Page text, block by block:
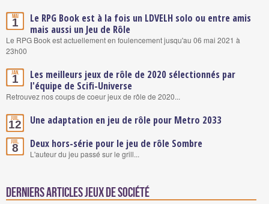
Mai
1
Le RPG Book est à la fois un LDVELH solo ou entre amis
mais aussi un Jeu de Rôle
Le RPG Book est actuellement en foulencement jusqu'au 06 mai 2021 à
23h00
Jan.
1
Les meilleurs jeux de rôle de 2020 sélectionnés par
l'équipe de Scifi-Universe
Retrouvez nos coups de coeur jeux de rôle de 2020...
Juil.
12 Une adaptation en jeu de rôle pour Metro 2033
Juil.
8 Deux hors-série pour le jeu de rôle Sombre
L'auteur du jeu passé sur le grill...
Derniers articles Jeux de société